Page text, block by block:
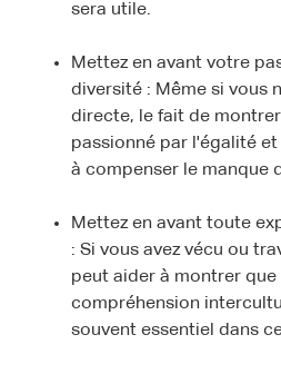
sera utile.
Mettez en avant votre
diversité : Même si vous
directe, le fait de
passionné par l'égalité
à compenser le manque
Mettez en avant toute
: Si vous avez vécu ou
peut aider à montrer que
compréhension
souvent essentiel dans